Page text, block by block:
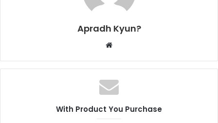
Apradh Kyun?
b
s
i
e
With Product You Purchase